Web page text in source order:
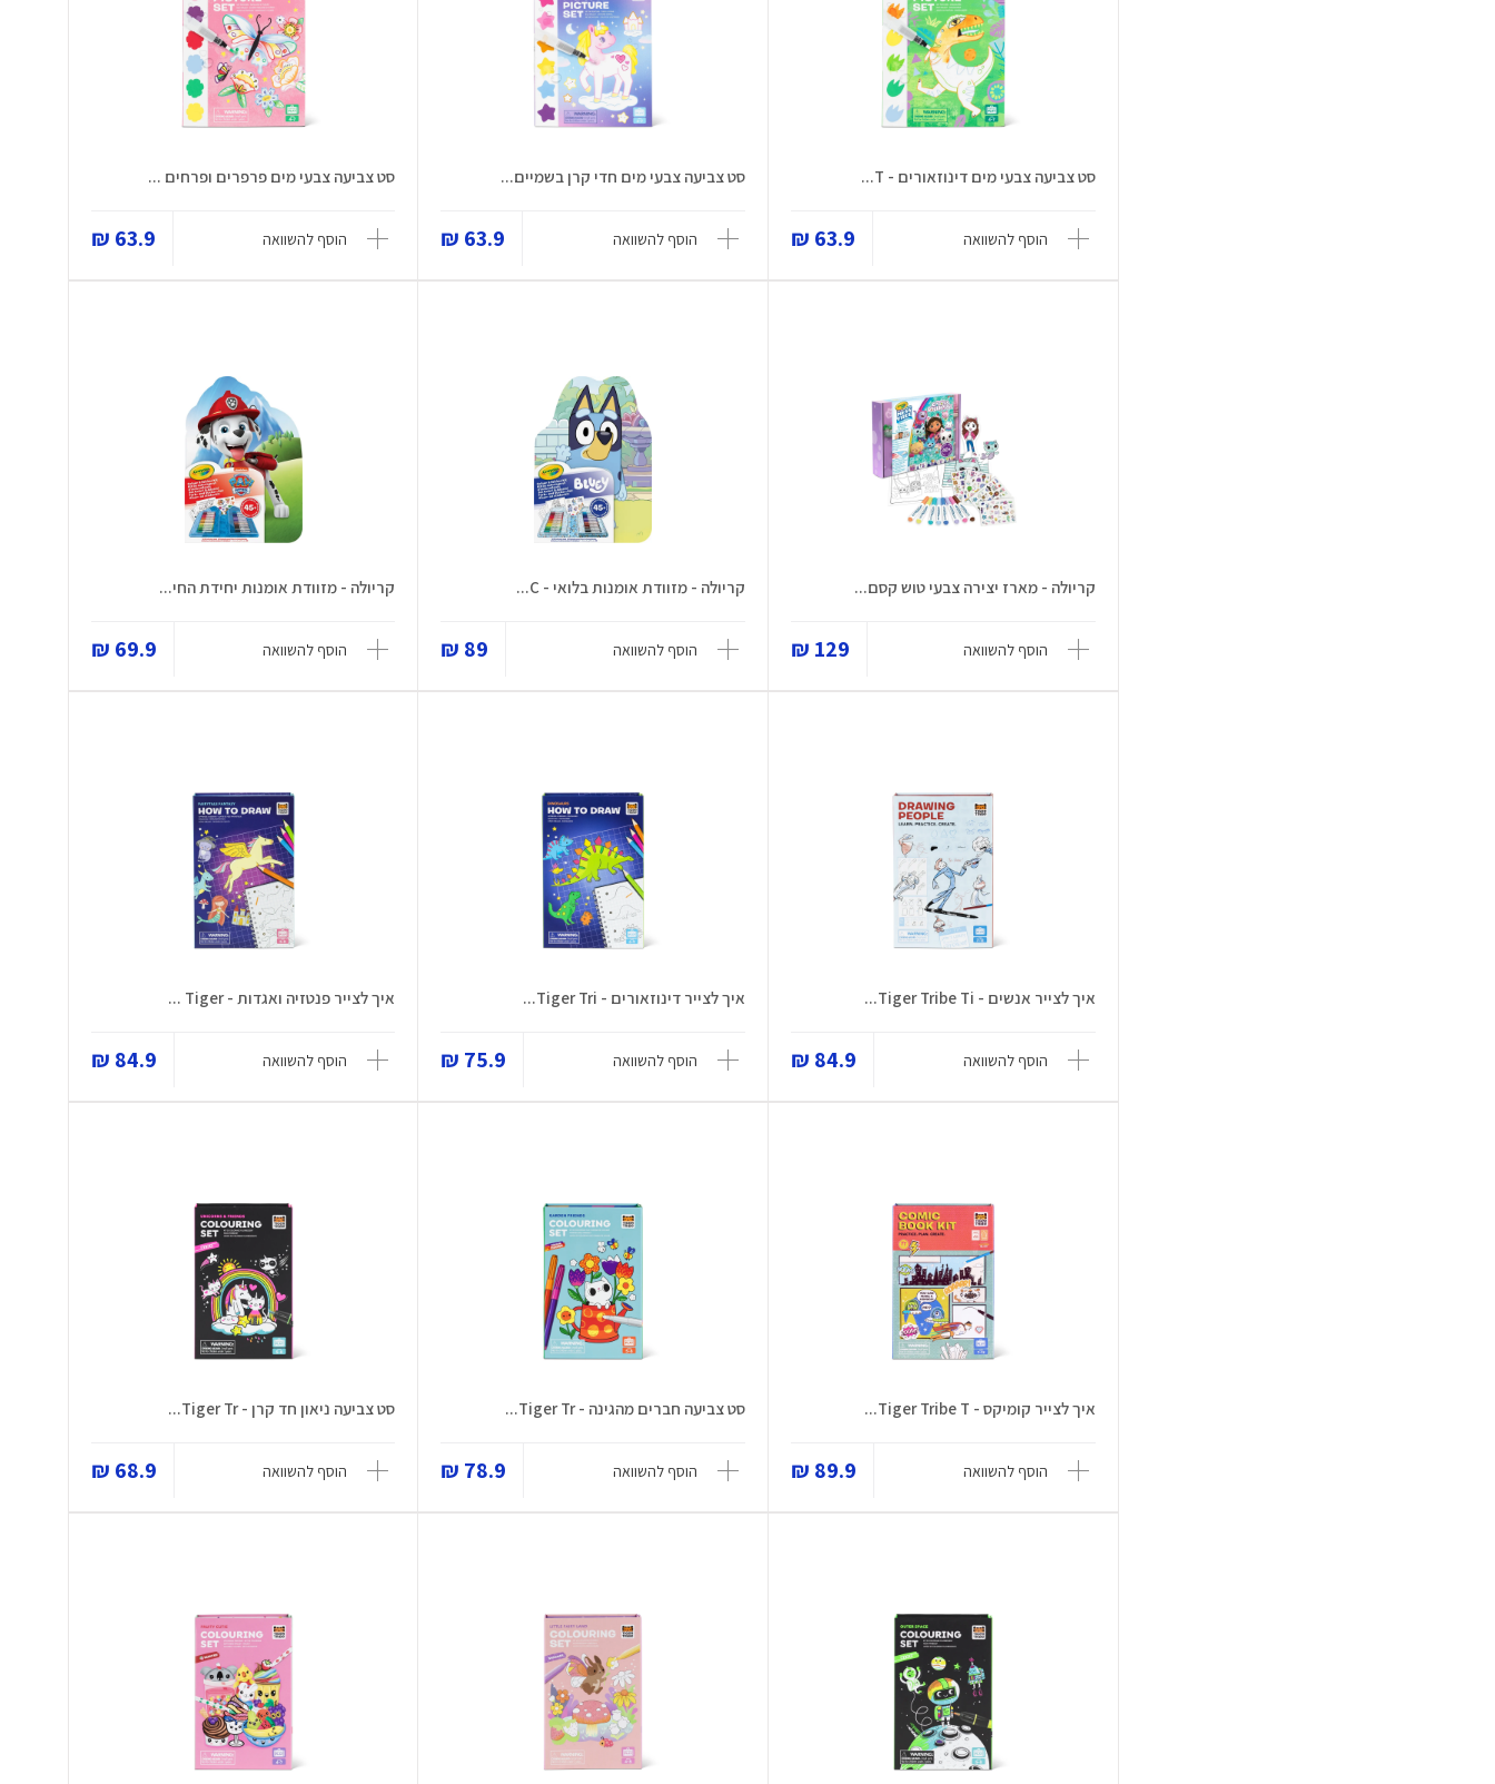
סט צביעה צבעי מים דינוזאורים - T...
הוסף להשוואה 63.9 ₪
סט צביעה צבעי מים חדי קרן בשמיים...
הוסף להשוואה 63.9 ₪
סט צביעה צבעי מים פרפרים ופרחים ...
הוסף להשוואה 63.9 ₪
קריולה - מארז יצירה צבעי טוש קסם...
הוסף להשוואה 129 ₪
קריולה - מזוודת אומנות בלואי - C...
הוסף להשוואה 89 ₪
קריולה - מזוודת אומנות יחידת החי...
הוסף להשוואה 69.9 ₪
איך לצייר אנשים - Tiger Tribe Ti...
הוסף להשוואה 84.9 ₪
איך לצייר דינוזאורים - Tiger Tri...
הוסף להשוואה 75.9 ₪
איך לצייר פנטזיה ואגדות - Tiger ...
הוסף להשוואה 84.9 ₪
איך לצייר קומיקס - Tiger Tribe T...
הוסף להשוואה 89.9 ₪
סט צביעה חברים מהגינה - Tiger Tr...
הוסף להשוואה 78.9 ₪
סט צביעה ניאון חד קרן - Tiger Tr...
הוסף להשוואה 68.9 ₪